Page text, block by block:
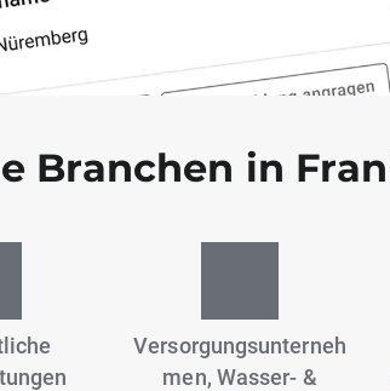
Branchen in
Versorgungsunterneh
men, Wasser- &